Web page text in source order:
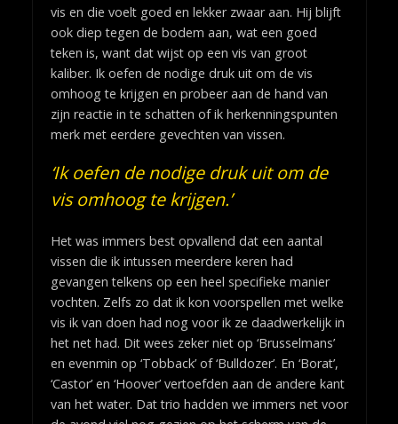
vis en die voelt goed en lekker zwaar aan. Hij blijft
ook diep tegen de bodem aan, wat een goed
teken is, want dat wijst op een vis van groot
kaliber. Ik oefen de nodige druk uit om de vis
omhoog te krijgen en probeer aan de hand van
zijn reactie in te schatten of ik herkenningspunten
merk met eerdere gevechten van vissen.
‘Ik oefen de nodige druk uit om de
vis omhoog te krijgen.’
Het was immers best opvallend dat een aantal
vissen die ik intussen meerdere keren had
gevangen telkens op een heel specifieke manier
vochten. Zelfs zo dat ik kon voorspellen met welke
vis ik van doen had nog voor ik ze daadwerkelijk in
het net had. Dit wees zeker niet op ‘Brusselmans’
en evenmin op ‘Tobback’ of ‘Bulldozer’. En ‘Borat’,
‘Castor’ en ‘Hoover’ vertoefden aan de andere kant
van het water. Dat trio hadden we immers net voor